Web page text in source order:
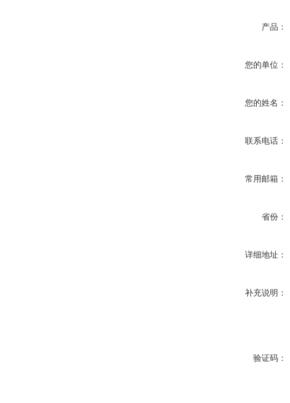
产品：
您的单位：
您的姓名：
联系电话：
常用邮箱：
省份：
详细地址：
补充说明：
验证码：